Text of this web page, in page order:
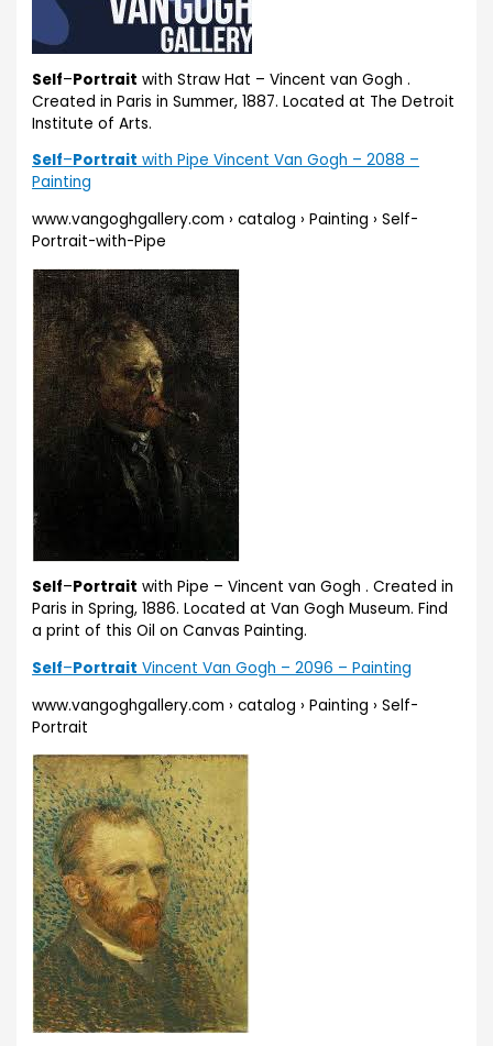
Self–Portrait with Straw Hat – Vincent van Gogh .
Created in Paris in Summer, 1887. Located at The Detroit
Institute of Arts.
Self–Portrait with Pipe Vincent Van Gogh – 2088 –
Painting
www.vangoghgallery.com › catalog › Painting › Self-
Portrait-with-Pipe
Self–Portrait with Pipe – Vincent van Gogh . Created in
Paris in Spring, 1886. Located at Van Gogh Museum. Find
a print of this Oil on Canvas Painting.
Self–Portrait Vincent Van Gogh – 2096 – Painting
www.vangoghgallery.com › catalog › Painting › Self-
Portrait